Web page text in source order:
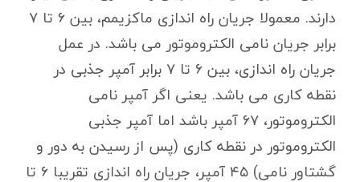
دارند. معمولا جریان راه اندازی ماکزیمم، بین ۶ تا ۷
برابر جریان نامی الکتروموتور می باشد. در عمل
جریان راه اندازی، بین ۶ تا ۷ برابر آمپر جذبی در
نقطه کاری می باشد. یعنی اگر آمپر نامی
الکتروموتور، ۶۷ آمپر باشد اما آمپر جذبی
الکتروموتور در نقطه کاری (پس از رسیدن به دور و
گشتاور نامی) ۴۵ آمپر، جریان راه اندازی تقریبا ۶ تا